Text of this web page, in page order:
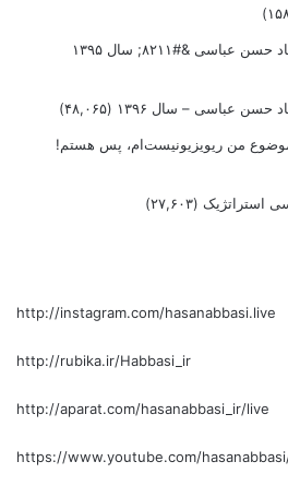
&#۸۲۱۱; سال ۱۳۹۵
حسن عباسی – سال ۱۳۹۶ (۴۸,۰۶۵)
استراتژیک (۲۷,۶۰۳)
http://instagram.com/hasanabbasi.live
http://rubika.ir/Habbasi_ir
http://aparat.com/hasanabbasi_ir/live
https://www.youtube.com/